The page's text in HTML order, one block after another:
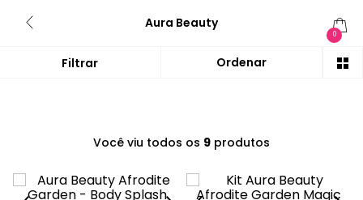
Aura Beauty
0
Você viu todos os 9 produtos